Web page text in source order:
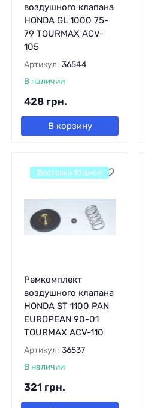
воздушного клапана
HONDA GL 1000 75-
79 TOURMAX ACV-
105
Артикул: 36544
В наличии
428 грн.
В корзину
Ремкомплект
воздушного клапана
HONDA ST 1100 PAN
EUROPEAN 90-01
TOURMAX ACV-110
Артикул: 36537
В наличии
321 грн.
Доставка 10 дней